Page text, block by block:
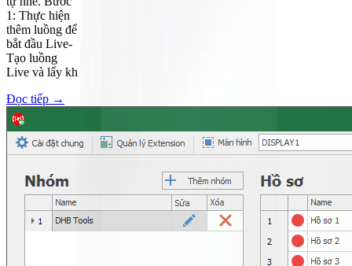
1: Thực hiện
thêm luồng để
bắt đầu Live-
Tạo luồng
Live và lấy kh
Đọc tiếp →